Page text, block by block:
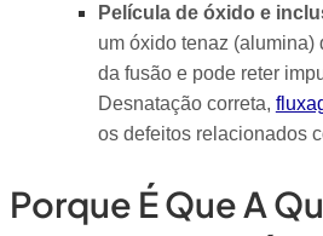
Película de óxido e
um óxido tenaz (alumina)
da fusão e pode reter
Desnatação correta,
os defeitos relacionados
Porque É Que A